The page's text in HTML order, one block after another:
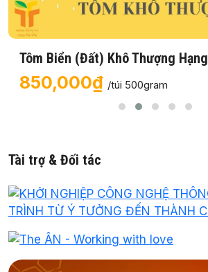
Tôm Biển (Đất) Khô Thượng Hạng
850,000₫ /túi 500gram
Tài trợ & Đối tác